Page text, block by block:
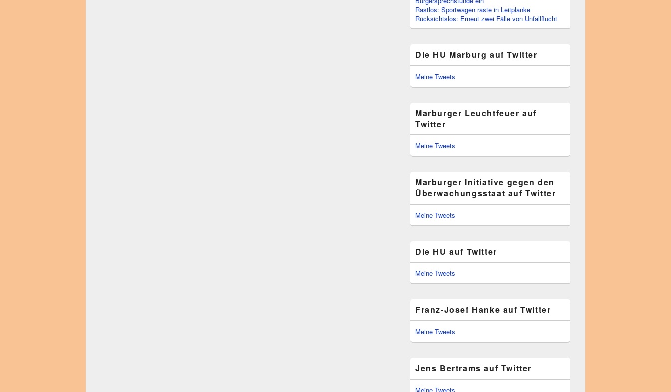
Rastlos: Sportwagen raste in Leitplanke
Rücksichtslos: Erneut zwei Fälle von Unfallflucht
Die HU Marburg auf Twitter
Meine Tweets
Marburger Leuchtfeuer auf
Twitter
Meine Tweets
Marburger Initiative gegen den
Überwachungsstaat auf Twitter
Meine Tweets
Die HU auf Twitter
Meine Tweets
Franz-Josef Hanke auf Twitter
Meine Tweets
Jens Bertrams auf Twitter
Meine Tweets